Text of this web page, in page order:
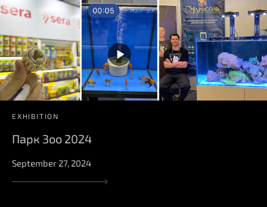
EXHIBITION
Парк Зоо 2024
September 27, 2024